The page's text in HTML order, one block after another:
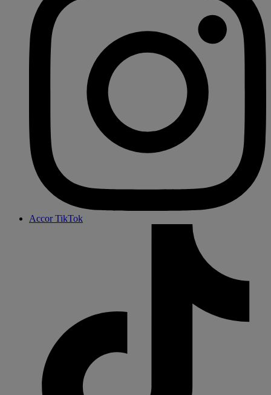
Accor TikTok